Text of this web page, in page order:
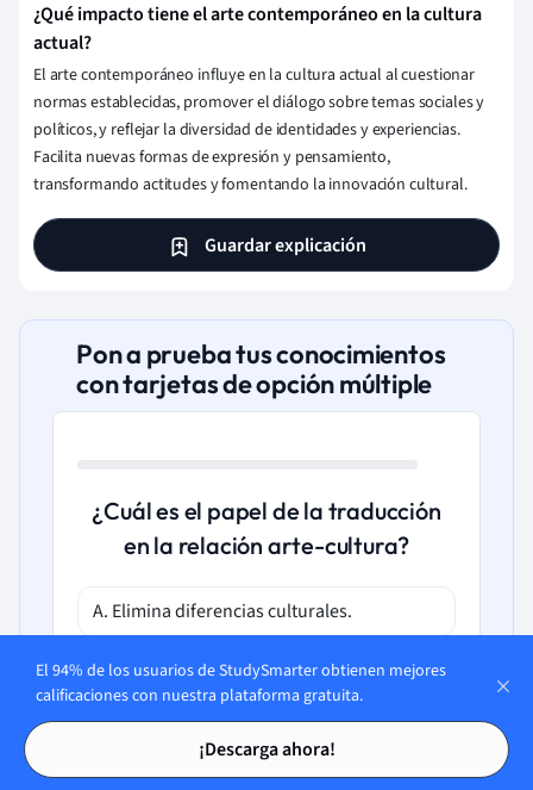
Tarjetas de estudio
Tarjetas de estudio
¿Qué impacto tiene el arte contemporáneo en la cultura
actual?
El arte contemporáneo influye en la cultura actual al cuestionar
normas establecidas, promover el diálogo sobre temas sociales y
políticos, y reflejar la diversidad de identidades y experiencias.
Facilita nuevas formas de expresión y pensamiento,
transformando actitudes y fomentando la innovación cultural.
Guardar explicación
Pon a prueba tus conocimientos
con tarjetas de opción múltiple
¿Cuál es el papel de la traducción
en la relación arte-cultura?
A. Elimina diferencias culturales.
B. Difunde y entiende las ideas artísticas a
nivel global.
C. Crea nuevas formas de arte.
El 94% de los usuarios de StudySmarter obtienen mejores
calificaciones con nuestra plataforma gratuita.
¡Descarga ahora!